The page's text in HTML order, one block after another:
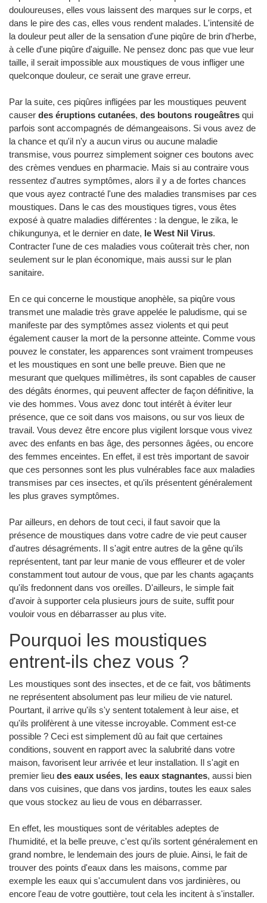
douloureuses, elles vous laissent des marques sur le corps, et
dans le pire des cas, elles vous rendent malades. L'intensité de
la douleur peut aller de la sensation d'une piqûre de brin d'herbe,
à celle d'une piqûre d'aiguille. Ne pensez donc pas que vue leur
taille, il serait impossible aux moustiques de vous infliger une
quelconque douleur, ce serait une grave erreur.
Par la suite, ces piqûres infligées par les moustiques peuvent
causer des éruptions cutanées, des boutons rougeâtres qui
parfois sont accompagnés de démangeaisons. Si vous avez de
la chance et qu'il n'y a aucun virus ou aucune maladie
transmise, vous pourrez simplement soigner ces boutons avec
des crèmes vendues en pharmacie. Mais si au contraire vous
ressentez d'autres symptômes, alors il y a de fortes chances
que vous ayez contracté l'une des maladies transmises par ces
moustiques. Dans le cas des moustiques tigres, vous êtes
exposé à quatre maladies différentes : la dengue, le zika, le
chikungunya, et le dernier en date, le West Nil Virus.
Contracter l'une de ces maladies vous coûterait très cher, non
seulement sur le plan économique, mais aussi sur le plan
sanitaire.
En ce qui concerne le moustique anophèle, sa piqûre vous
transmet une maladie très grave appelée le paludisme, qui se
manifeste par des symptômes assez violents et qui peut
également causer la mort de la personne atteinte. Comme vous
pouvez le constater, les apparences sont vraiment trompeuses
et les moustiques en sont une belle preuve. Bien que ne
mesurant que quelques millimètres, ils sont capables de causer
des dégâts énormes, qui peuvent affecter de façon définitive, la
vie des hommes. Vous avez donc tout intérêt à éviter leur
présence, que ce soit dans vos maisons, ou sur vos lieux de
travail. Vous devez être encore plus vigilent lorsque vous vivez
avec des enfants en bas âge, des personnes âgées, ou encore
des femmes enceintes. En effet, il est très important de savoir
que ces personnes sont les plus vulnérables face aux maladies
transmises par ces insectes, et qu'ils présentent généralement
les plus graves symptômes.
Par ailleurs, en dehors de tout ceci, il faut savoir que la
présence de moustiques dans votre cadre de vie peut causer
d'autres désagréments. Il s'agit entre autres de la gêne qu'ils
représentent, tant par leur manie de vous effleurer et de voler
constamment tout autour de vous, que par les chants agaçants
qu'ils fredonnent dans vos oreilles. D'ailleurs, le simple fait
d'avoir à supporter cela plusieurs jours de suite, suffit pour
vouloir vous en débarrasser au plus vite.
Pourquoi les moustiques
entrent-ils chez vous ?
Les moustiques sont des insectes, et de ce fait, vos bâtiments
ne représentent absolument pas leur milieu de vie naturel.
Pourtant, il arrive qu'ils s'y sentent totalement à leur aise, et
qu'ils prolifèrent à une vitesse incroyable. Comment est-ce
possible ? Ceci est simplement dû au fait que certaines
conditions, souvent en rapport avec la salubrité dans votre
maison, favorisent leur arrivée et leur installation. Il s'agit en
premier lieu des eaux usées, les eaux stagnantes, aussi bien
dans vos cuisines, que dans vos jardins, toutes les eaux sales
que vous stockez au lieu de vous en débarrasser.
En effet, les moustiques sont de véritables adeptes de
l'humidité, et la belle preuve, c'est qu'ils sortent généralement en
grand nombre, le lendemain des jours de pluie. Ainsi, le fait de
trouver des points d'eaux dans les maisons, comme par
exemple les eaux qui s'accumulent dans vos jardinières, ou
encore l'eau de votre gouttière, tout cela les incitent à s'installer.